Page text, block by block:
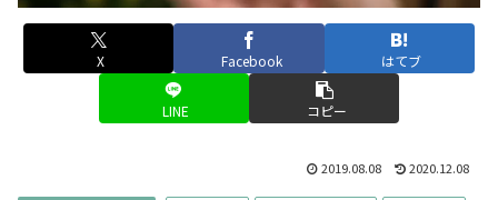
X Facebook はてブ
LINE コピー
2019.08.08 2020.12.08